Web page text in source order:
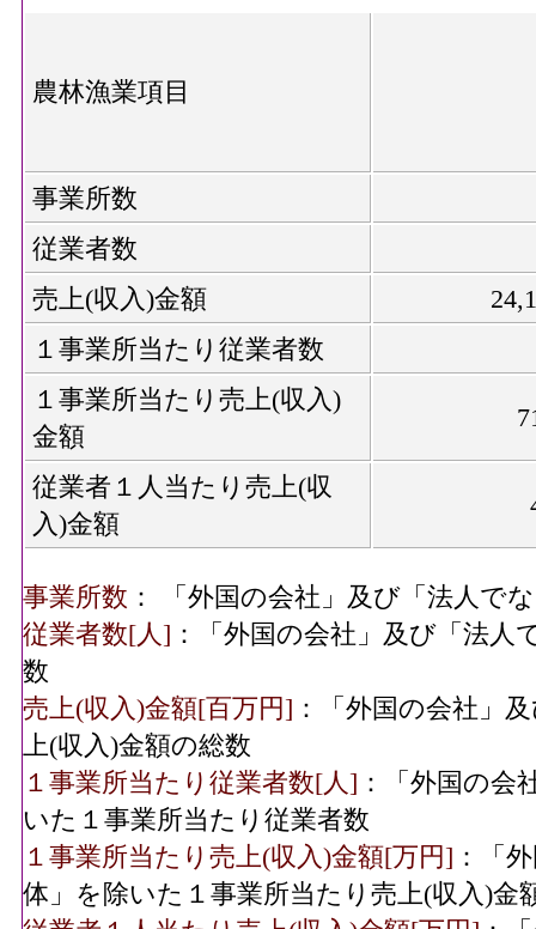
農林漁業項目
事業所数
従業者数
売上(収入)金額
１事業所当たり従業者数
１事業所当たり売上(収入)
金額
従業者１人当たり売上(収
入)金額
事業所数 ： 「外国の会社」及び「法人で
従業者数[人] ：「外国の会社」及び「法
数
売上(収入)金額[百万円] ：「外国の会社」
上(収入)金額の総数
１事業所当たり従業者数[人] ：「外国の会
いた１事業所当たり従業者数
１事業所当たり売上(収入)金額[万円] ：「
体」を除いた１事業所当たり売上(収入)金